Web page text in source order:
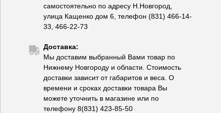
самостоятельно по адресу Н.Новгород,
улица Кащенко дом 6, телефон (831) 466-14-
33, 466-22-73
Доставка:
Мы доставим выбранный Вами товар по
Нижнему Новгороду и области. Стоимость
доставки зависит от габаритов и веса. О
времени и сроках доставки товара Вы
можете уточнить в магазине или по
телефону 8(831) 423-85-50